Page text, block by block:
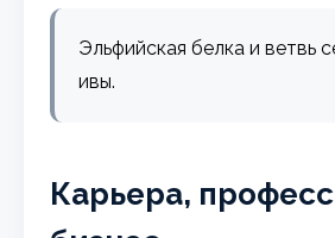
Эльфийская белка и ветвь
ивы.
Карьера,